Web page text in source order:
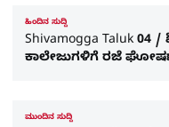
ಹಿಂದಿನ ಸುದ್ದಿ
Shivamogga Taluk 04
ಕಾಲೇಜುಗಳಿಗೆ ರಜೆ
ಮುಂದಿನ ಸುದ್ದಿ